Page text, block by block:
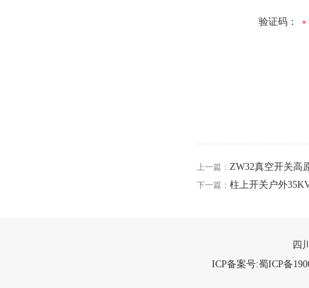
验证码：
上一篇： ZW32真空开关高
下一篇： 柱上开关户外
四
ICP备案号:蜀ICP备